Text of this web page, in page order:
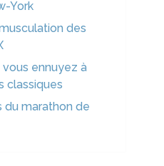
York
des
vous ennuyez à
classiques
du marathon de